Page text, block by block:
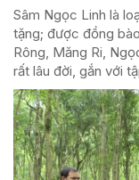
Sâm Ngọc Linh là
tặng; được đồng
Rông, Măng Ri,
rất lâu đời, gắn với